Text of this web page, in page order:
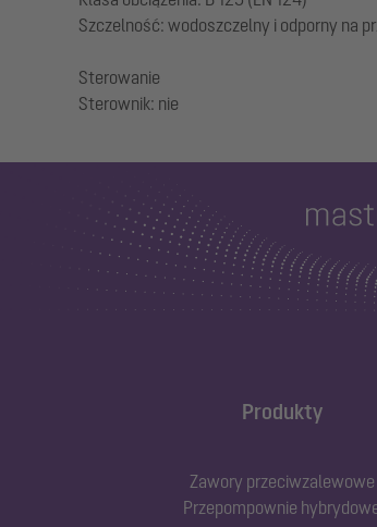
Szczelność: wodoszczelny i odporny na
Sterowanie
Produkty
Zawory przeciwzalewowe
Przepompownie